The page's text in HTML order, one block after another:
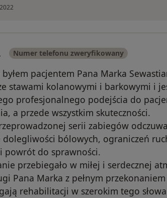
Numer telefonu zweryfikowany
pacjentem Pana Marka
stawami kolanowymi i barkowymi i
profesjonalnego podejścia do
a przede wszystkim skuteczności.
serii zabiegów
dolegliwości bólowych, ograniczeń
powrót do sprawności.
przebiegało w miłej i serdecznej
Pana Marka z pełnym
rehabilitacji w szerokim tego